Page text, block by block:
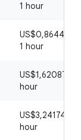
1 hour
1 hour
US$1,6208721 /
hour
US$3,2417442
hour